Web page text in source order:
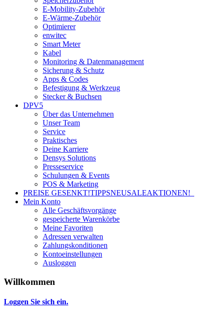
E-Mobility-Zubehör
E-Wärme-Zubehör
Optimierer
enwitec
Smart Meter
Kabel
Monitoring & Datenmanagement
Sicherung & Schutz
Apps & Codes
Befestigung & Werkzeug
Stecker & Buchsen
DPV5
Über das Unternehmen
Unser Team
Service
Praktisches
Deine Karriere
Densys Solutions
Presseservice
Schulungen & Events
POS & Marketing
PREISE GESENKT!TIPPSNEUSALEAKTIONEN!
Mein Konto
Alle Geschäftsvorgänge
gespeicherte Warenkörbe
Meine Favoriten
Adressen verwalten
Zahlungskonditionen
Kontoeinstellungen
Ausloggen
Willkommen
Loggen Sie sich ein.